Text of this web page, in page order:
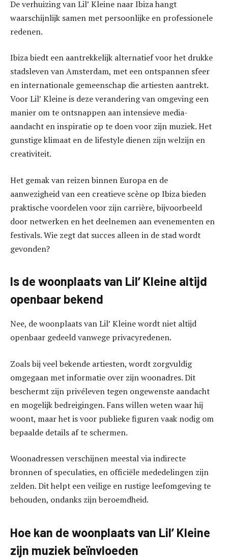
De verhuizing van Lil’ Kleine naar Ibiza hangt
waarschijnlijk samen met persoonlijke en professionele
redenen.
Ibiza biedt een aantrekkelijk alternatief voor het drukke
stadsleven van Amsterdam, met een ontspannen sfeer
en internationale gemeenschap die artiesten aantrekt.
Voor Lil’ Kleine is deze verandering van omgeving een
manier om te ontsnappen aan intensieve media-
aandacht en inspiratie op te doen voor zijn muziek. Het
gunstige klimaat en de lifestyle dienen zijn welzijn en
creativiteit.
Het gemak van reizen binnen Europa en de
aanwezigheid van een creatieve scène op Ibiza bieden
praktische voordelen voor zijn carrière, bijvoorbeeld
door netwerken en het deelnemen aan evenementen en
festivals. Wie zegt dat succes alleen in de stad wordt
gevonden?
Is de woonplaats van Lil’ Kleine altijd
openbaar bekend
Nee, de woonplaats van Lil’ Kleine wordt niet altijd
openbaar gedeeld vanwege privacyredenen.
Zoals bij veel bekende artiesten, wordt zorgvuldig
omgegaan met informatie over zijn woonadres. Dit
beschermt zijn privéleven tegen ongewenste aandacht
en mogelijk bedreigingen. Fans willen weten waar hij
woont, maar het is voor publieke figuren vaak nodig om
bepaalde details af te schermen.
Woonadressen verschijnen meestal via indirecte
bronnen of speculaties, en officiële mededelingen zijn
zelden. Dit helpt een veilige en rustige leefomgeving te
behouden, ondanks zijn beroemdheid.
Hoe kan de woonplaats van Lil’ Kleine
zijn muziek beïnvloeden